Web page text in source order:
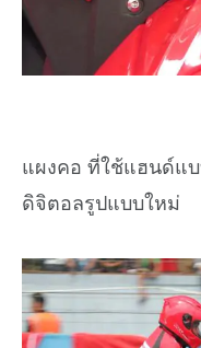
แผงคอ ที่ใช้แฮนด์แ
ดิจิตอลรูปแบบใหม่